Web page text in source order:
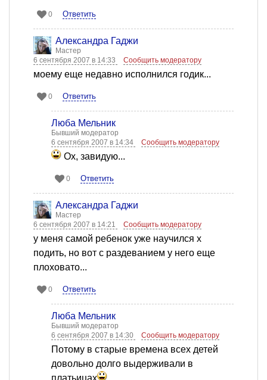
0 Ответить
Александра Гаджи
Мастер
6 сентября 2007 в 14:33
Сообщить модератору
моему еще недавно исполнился годик...
0 Ответить
Люба Мельник
Бывший модератор
6 сентября 2007 в 14:34
Сообщить модератору
Ох, завидую...
0 Ответить
Александра Гаджи
Мастер
6 сентября 2007 в 14:21
Сообщить модератору
у меня самой ребенок уже научился х
подить, но вот с раздеванием у него еще
плоховато...
0 Ответить
Люба Мельник
Бывший модератор
6 сентября 2007 в 14:30
Сообщить модератору
Потому в старые времена всех детей
довольно долго выдерживали в